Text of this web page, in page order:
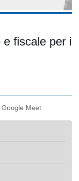
fiscale per i
Google Meet